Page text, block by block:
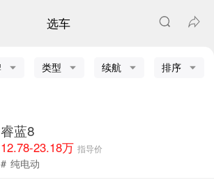
选车
类型 续航 排序
睿蓝8
12.78-23.18万指导价
# 纯电动